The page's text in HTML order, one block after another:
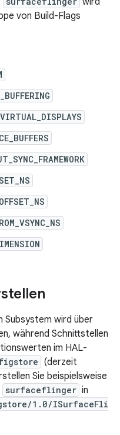
von Build-Flags
Subsystem wird über
während Schnittstellen
im HAL-
(derzeit
Sie beispielsweise
surfaceflinger in
1.0/ISurfaceFli